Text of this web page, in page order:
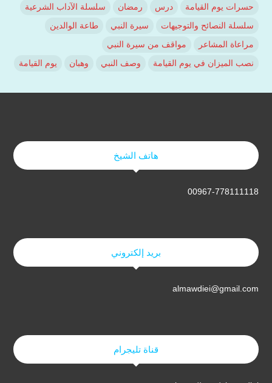
حسرات يوم القيامة
درس رمضان
سلسلة الآداب الشرعية
سلسلة النصائح والتوجيهات
سيرة النبي
طاعة الوالدين
مراعاة المشاعر
مواقف من سيرة النبي
نصب الميزان في يوم القيامة
وصف النبي وهبان يوم القيامة
هاتف الشيخ
00967-778111118
بريد إلكتروني
almawdiei@gmail.com
قناة تليجرام